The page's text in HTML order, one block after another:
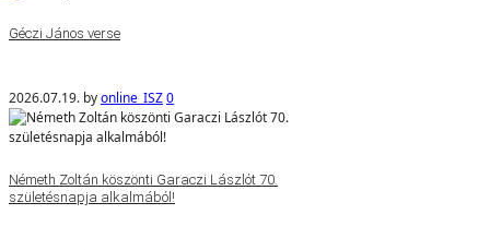
Géczi János verse
2026.07.19. byonline_ISZ0
Németh Zoltán köszönti Garaczi Lászlót 70.
születésnapja alkalmából!